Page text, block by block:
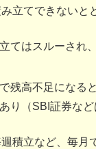
立てできないと
てはスルーされ
残高不足になる
り（SBI証券な
積立など、毎月